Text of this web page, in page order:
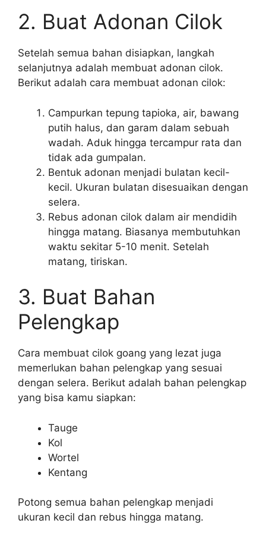
2. Buat Adonan Cilok
Setelah semua bahan disiapkan, langkah
selanjutnya adalah membuat adonan cilok.
Berikut adalah cara membuat adonan cilok:
Campurkan tepung tapioka, air, bawang
putih halus, dan garam dalam sebuah
wadah. Aduk hingga tercampur rata dan
tidak ada gumpalan.
Bentuk adonan menjadi bulatan kecil-
kecil. Ukuran bulatan disesuaikan dengan
selera.
Rebus adonan cilok dalam air mendidih
hingga matang. Biasanya membutuhkan
waktu sekitar 5-10 menit. Setelah
matang, tiriskan.
3. Buat Bahan
Pelengkap
Cara membuat cilok goang yang lezat juga
memerlukan bahan pelengkap yang sesuai
dengan selera. Berikut adalah bahan pelengkap
yang bisa kamu siapkan:
Tauge
Kol
Wortel
Kentang
Potong semua bahan pelengkap menjadi
ukuran kecil dan rebus hingga matang.